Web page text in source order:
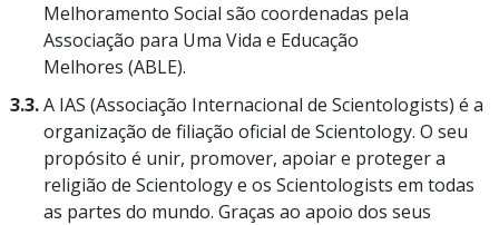
Melhoramento Social são coordenadas pela
Associação para Uma Vida e Educação
Melhores (ABLE).
3.3.A IAS (Associação Internacional de Scientologists) é a
organização de filiação oficial de Scientology. O seu
propósito é unir, promover, apoiar e proteger a
religião de Scientology e os Scientologists em todas
as partes do mundo. Graças ao apoio dos seus